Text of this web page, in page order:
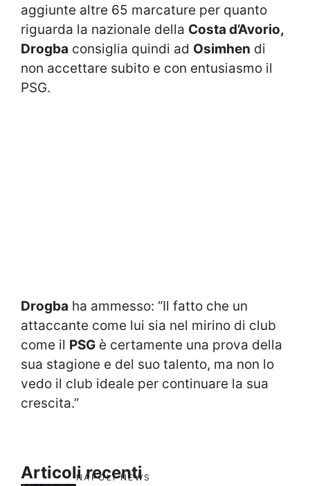
aggiunte altre 65 marcature per quanto
riguarda la nazionale della Costa d’Avorio,
Drogba consiglia quindi ad Osimhen di
non accettare subito e con entusiasmo il
PSG.
Drogba ha ammesso: “Il fatto che un
attaccante come lui sia nel mirino di club
come il PSG è certamente una prova della
sua stagione e del suo talento, ma non lo
vedo il club ideale per continuare la sua
crescita.”
Articoli recenti
NAPOLI NEWS